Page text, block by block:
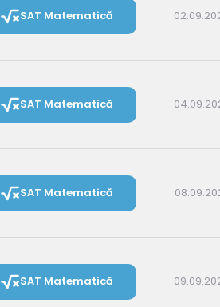
SAT Matematică
SAT Matematică
SAT Matematică
SAT Matematică